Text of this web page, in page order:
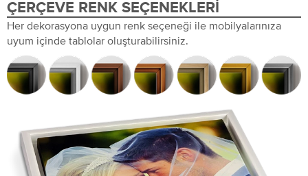
ÇERÇEVE RENK SEÇENEKLERI
Her dekorasyona uygun renk seçeneği ile mobilyalarınıza
uyum içinde tablolar oluşturabilirsiniz.